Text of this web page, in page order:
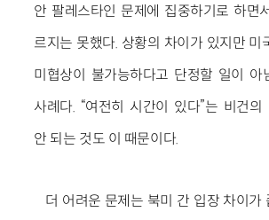
안 팔레스타인 문제에 집중하기로 하면
르지는 못했다. 상황의 차이가 있지만 미
미협상이 불가능하다고 단정할 일이 아
사례다. “여전히 시간이 있다”는 비건의
안 되는 것도 이 때문이다.
더 어려운 문제는 북미 간 입장 차이가